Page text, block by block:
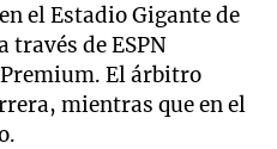
el Estadio Gigante de
través de ESPN
El árbitro
mientras que en el